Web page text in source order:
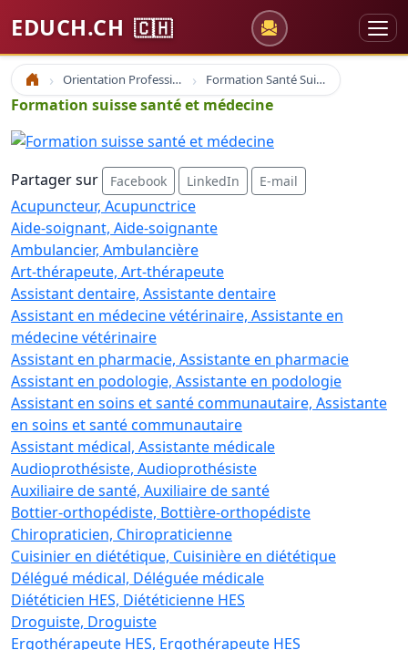
EDUCH.CH 🇨🇭
Accueil Orientation Professionnelle Formation Santé Suisse
Formation suisse santé et médecine
Partager sur Facebook LinkedIn E-mail
Acupuncteur, Acupunctrice
Aide-soignant, Aide-soignante
Ambulancier, Ambulancière
Art-thérapeute, Art-thérapeute
Assistant dentaire, Assistante dentaire
Assistant en médecine vétérinaire, Assistante en
médecine vétérinaire
Assistant en pharmacie, Assistante en pharmacie
Assistant en podologie, Assistante en podologie
Assistant en soins et santé communautaire, Assistante
en soins et santé communautaire
Assistant médical, Assistante médicale
Audioprothésiste, Audioprothésiste
Auxiliaire de santé, Auxiliaire de santé
Bottier-orthopédiste, Bottière-orthopédiste
Chiropraticien, Chiropraticienne
Cuisinier en diététique, Cuisinière en diététique
Délégué médical, Déléguée médicale
Diététicien HES, Diététicienne HES
Droguiste, Droguiste
Ergothérapeute HES, Ergothérapeute HES